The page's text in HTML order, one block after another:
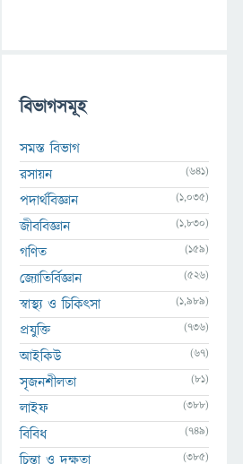
বিভাগসমূহ
সমস্ত বিভাগ
রসায়ন
(641)
পদার্থবিজ্ঞান (1,035)
জীববিজ্ঞান (1,830)
গণিত (159)
জ্যোতির্বিজ্ঞান (526)
স্বাস্থ্য ও চিকিৎসা (1,989)
প্রযুক্তি (736)
আইকিউ (67)
সৃজনশীলতা (81)
লাইফ (388)
বিবিধ (749)
চিন্তা ও দক্ষতা (385)